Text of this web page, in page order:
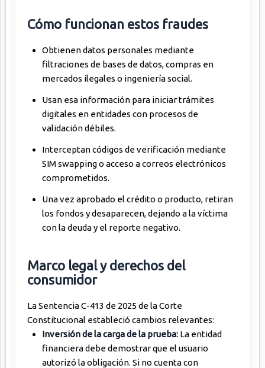
Cómo funcionan estos fraudes
Obtienen datos personales mediante
filtraciones de bases de datos, compras en
mercados ilegales o ingeniería social.
Usan esa información para iniciar trámites
digitales en entidades con procesos de
validación débiles.
Interceptan códigos de verificación mediante
SIM swapping o acceso a correos electrónicos
comprometidos.
Una vez aprobado el crédito o producto, retiran
los fondos y desaparecen, dejando a la víctima
con la deuda y el reporte negativo.
Marco legal y derechos del
consumidor
La Sentencia C-413 de 2025 de la Corte
Constitucional estableció cambios relevantes:
Inversión de la carga de la prueba: La entidad
financiera debe demostrar que el usuario
autorizó la obligación. Si no cuenta con